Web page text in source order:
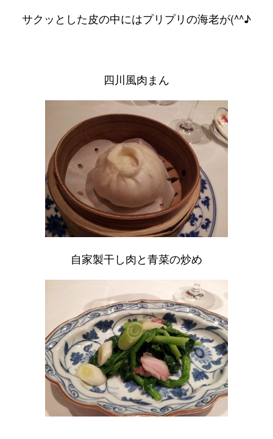
サクッとした皮の中にはプリプリの海老が(^^♪
四川風肉まん
自家製干し肉と青菜の炒め